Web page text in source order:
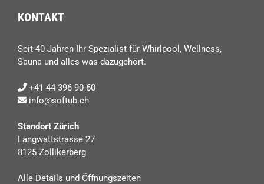
KONTAKT
Seit 40 Jahren Ihr Spezialist für Whirlpool, Wellness,
Sauna und alles was dazugehört.
+41 44 396 90 60
info@softub.ch
Standort Zürich
Langwattstrasse 27
8125 Zollikerberg
Alle Details und Öffnungszeiten